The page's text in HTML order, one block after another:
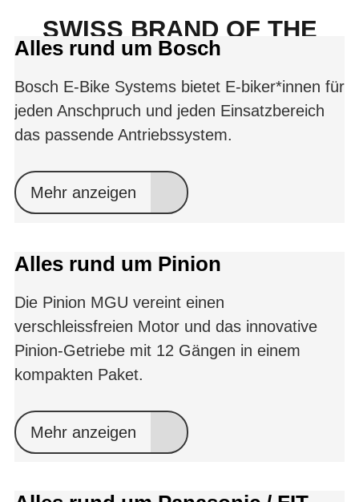
SWISS BRAND OF THE
YEAR 2025/2026
Alles rund um Bosch
Bosch E-Bike Systems bietet E-biker*innen für
jeden Anschpruch und jeden Einsatzbereich
das passende Antriebssystem.
Mehr anzeigen
Alles rund um Pinion
Die Pinion MGU vereint einen
verschleissfreien Motor und das innovative
Pinion-Getriebe mit 12 Gängen in einem
kompakten Paket.
Mehr anzeigen